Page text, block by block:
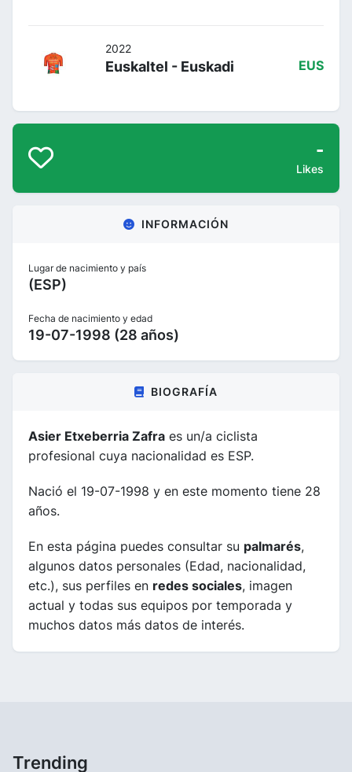
2022
Euskaltel - Euskadi EUS
-
Likes
INFORMACIÓN
Lugar de nacimiento y país
(ESP)
Fecha de nacimiento y edad
19-07-1998 (28 años)
BIOGRAFÍA
Asier Etxeberria Zafra es un/a ciclista
profesional cuya nacionalidad es ESP.
Nació el 19-07-1998 y en este momento tiene 28
años.
En esta página puedes consultar su palmarés,
algunos datos personales (Edad, nacionalidad,
etc.), sus perfiles en redes sociales, imagen
actual y todas sus equipos por temporada y
muchos datos más datos de interés.
Trending